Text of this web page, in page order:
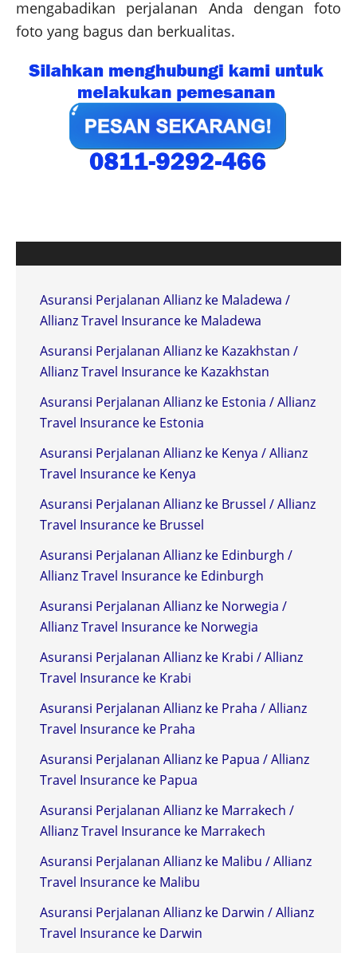
mengabadikan perjalanan Anda dengan foto
foto yang bagus dan berkualitas.
Asuransi Perjalanan Allianz ke Maladewa /
Allianz Travel Insurance ke Maladewa
Asuransi Perjalanan Allianz ke Kazakhstan /
Allianz Travel Insurance ke Kazakhstan
Asuransi Perjalanan Allianz ke Estonia / Allianz
Travel Insurance ke Estonia
Asuransi Perjalanan Allianz ke Kenya / Allianz
Travel Insurance ke Kenya
Asuransi Perjalanan Allianz ke Brussel / Allianz
Travel Insurance ke Brussel
Asuransi Perjalanan Allianz ke Edinburgh /
Allianz Travel Insurance ke Edinburgh
Asuransi Perjalanan Allianz ke Norwegia /
Allianz Travel Insurance ke Norwegia
Asuransi Perjalanan Allianz ke Krabi / Allianz
Travel Insurance ke Krabi
Asuransi Perjalanan Allianz ke Praha / Allianz
Travel Insurance ke Praha
Asuransi Perjalanan Allianz ke Papua / Allianz
Travel Insurance ke Papua
Asuransi Perjalanan Allianz ke Marrakech /
Allianz Travel Insurance ke Marrakech
Asuransi Perjalanan Allianz ke Malibu / Allianz
Travel Insurance ke Malibu
Asuransi Perjalanan Allianz ke Darwin / Allianz
Travel Insurance ke Darwin